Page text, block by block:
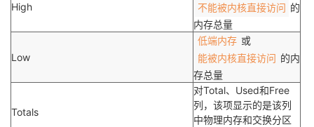
High 不能被内核直接访问 的
内存总量
Low
低端内存 或
能被内核直接访问 的内
存总量
Totals
对Total、Used和Free
列，该项显示的是该列
中物理内存和交换分区